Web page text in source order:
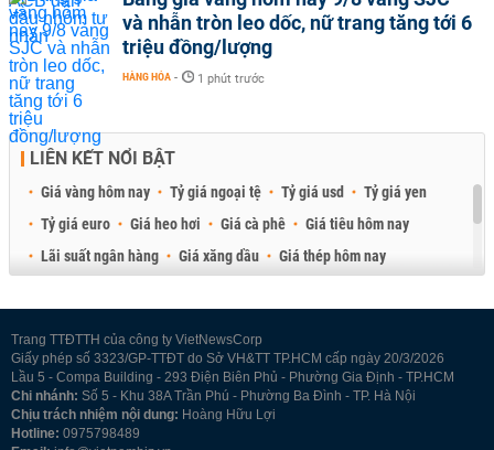
và nhẫn tròn leo dốc, nữ trang tăng tới 6
triệu đồng/lượng
HÀNG HÓA - 1 phút trước
LIÊN KẾT NỔI BẬT
Giá vàng hôm nay Tỷ giá ngoại tệ Tỷ giá usd
Tỷ giá yen
Tỷ giá euro
Giá heo hơi Giá cà phê
Giá tiêu hôm nay
Lãi suất ngân hàng
Giá xăng dầu
Giá thép hôm nay
Trang TTĐTTH của công ty VietNewsCorp
Giấy phép số 3323/GP-TTĐT do Sở VH&TT TP.HCM cấp ngày 20/3/2026
Lầu 5 - Compa Building - 293 Điện Biên Phủ - Phường Gia Định - TP.HCM
Chi nhánh: Số 5 - Khu 38A Trần Phú - Phường Ba Đình - TP. Hà Nội
Chịu trách nhiệm nội dung: Hoàng Hữu Lợi
Hotline: 0975798489